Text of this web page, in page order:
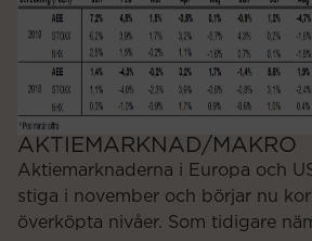
AKTIEMARKNAD/MAKRO
Aktiemarknaderna i Europa och
stiga i november och börjar nu
överköpta nivåer. Som tidigare